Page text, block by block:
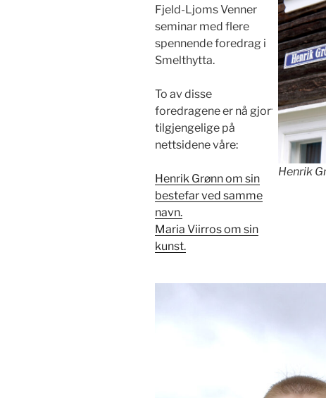
Fjeld-Ljoms Venner
seminar med flere
spennende foredrag i
Smelthytta.
To av disse
foredragene er nå gjort
tilgjengelige på
nettsidene våre:
Henrik Grønn om sin
bestefar ved samme
navn.
Maria Viirros om sin
kunst.
Henrik